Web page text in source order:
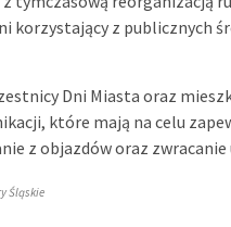
korzystający z publicznych
Dni Miasta oraz
które mają na celu
z objazdów oraz
Śląskie